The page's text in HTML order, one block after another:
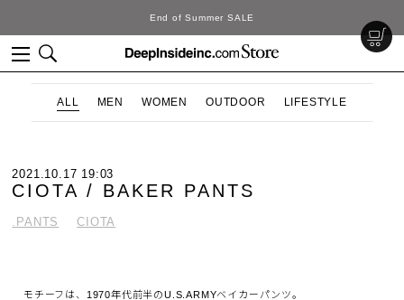
End of Summer SALE
ALL MEN WOMEN OUTDOOR LIFESTYLE
2021.10.17 19:03
CIOTA / BAKER PANTS
.PANTS CIOTA
モチーフは、1970年代前半のU.S.ARMYベイカーパンツ。